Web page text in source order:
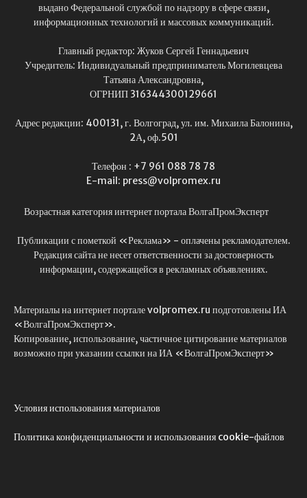
выдано Федеральной службой по надзору в сфере связи,
информационных технологий и массовых коммуникаций.
Главный редактор: Жуков Сергей Геннадьевич
Учредитель: Индивидуальный предприниматель Могилевцева
Татьяна Александровна,
ОГРНИП 316344300129661
Адрес редакции: 400131, г. Волгоград, ул. им. Михаила Балонина,
2А, оф.501
Телефон : +7 961 088 78 78
E-mail: press@volpromex.ru
Возрастная категория интернет портала ВолгаПромЭксперт
Публикации с пометкой «Реклама» - оплачены рекламодателем.
Редакция сайта не несет ответственности за достоверность
информации, содержащейся в рекламных объявлениях.
Материалы на интернет портале volpromex.ru подготовлены ИА
«ВолгаПромЭксперт».
Копирование, использование, частичное цитирование материалов
возможно при указании ссылки на ИА «ВолгаПромЭксперт»
Условия использования материалов
Политика конфиденциальности и использования cookie-файлов